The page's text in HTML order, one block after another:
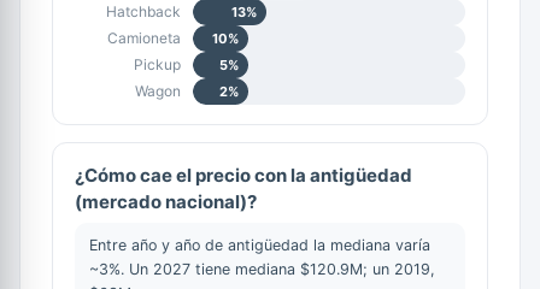
Hatchback 13%
Camioneta 10%
Pickup 5%
Wagon 2%
¿Cómo cae el precio con la antigüedad
(mercado nacional)?
Entre año y año de antigüedad la mediana varía
~3%. Un 2027 tiene mediana $120.9M; un 2019,